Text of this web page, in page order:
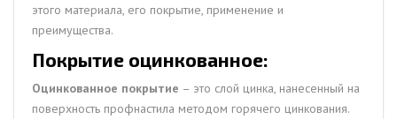
этого материала, его покрытие, применение и
преимущества.
Покрытие оцинкованное:
Оцинкованное покрытие – это слой цинка, нанесенный на
поверхность профнастила методом горячего цинкования.